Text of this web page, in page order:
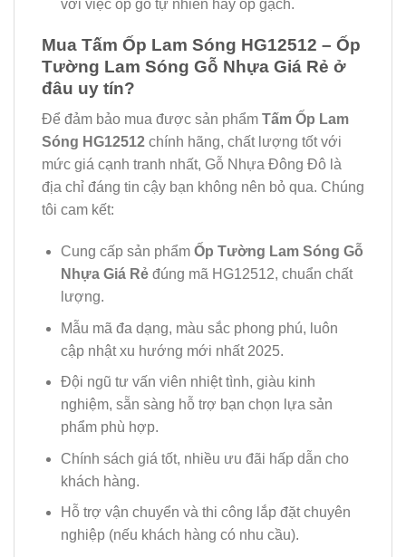
với việc ốp gỗ tự nhiên hay ốp gạch.
Mua Tấm Ốp Lam Sóng HG12512 – Ốp
Tường Lam Sóng Gỗ Nhựa Giá Rẻ ở
đâu uy tín?
Để đảm bảo mua được sản phẩm Tấm Ốp Lam
Sóng HG12512 chính hãng, chất lượng tốt với
mức giá cạnh tranh nhất, Gỗ Nhựa Đông Đô là
địa chỉ đáng tin cậy bạn không nên bỏ qua. Chúng
tôi cam kết:
Cung cấp sản phẩm Ốp Tường Lam Sóng Gỗ
Nhựa Giá Rẻđúng mã HG12512, chuẩn chất
lượng.
Mẫu mã đa dạng, màu sắc phong phú, luôn
cập nhật xu hướng mới nhất 2025.
Đội ngũ tư vấn viên nhiệt tình, giàu kinh
nghiệm, sẵn sàng hỗ trợ bạn chọn lựa sản
phẩm phù hợp.
Chính sách giá tốt, nhiều ưu đãi hấp dẫn cho
khách hàng.
Hỗ trợ vận chuyển và thi công lắp đặt chuyên
nghiệp (nếu khách hàng có nhu cầu).